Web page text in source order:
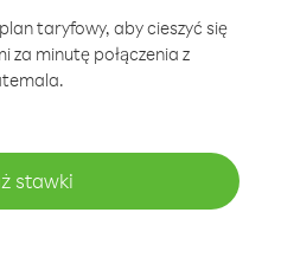
taryfowy, aby cieszyć się
za minutę połączenia z
stawki